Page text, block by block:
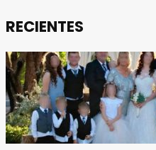
RECIENTES